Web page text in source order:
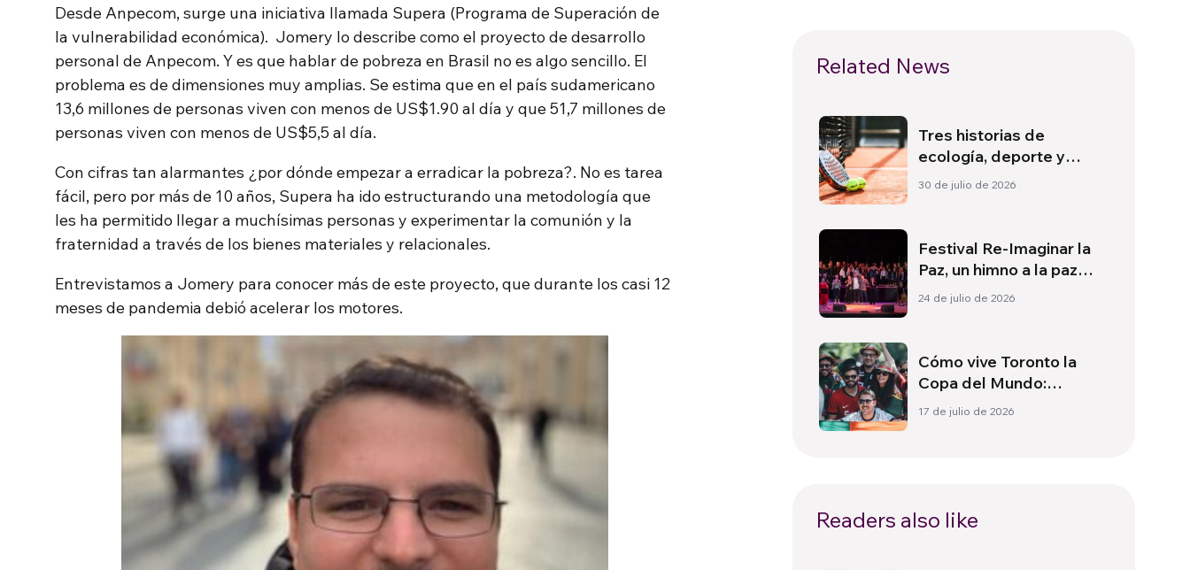
Desde Anpecom, surge una iniciativa llamada Supera (Programa de Superación de
la vulnerabilidad económica). Jomery lo describe como el proyecto de desarrollo
personal de Anpecom. Y es que hablar de pobreza en Brasil no es algo sencillo. El
problema es de dimensiones muy amplias. Se estima que en el país sudamericano
13,6 millones de personas viven con menos de US$1.90 al día y que 51,7 millones de
personas viven con menos de US$5,5 al día.
Con cifras tan alarmantes ¿por dónde empezar a erradicar la pobreza?. No es tarea
fácil, pero por más de 10 años, Supera ha ido estructurando una metodología que
les ha permitido llegar a muchísimas personas y experimentar la comunión y la
fraternidad a través de los bienes materiales y relacionales.
Entrevistamos a Jomery para conocer más de este proyecto, que durante los casi 12
meses de pandemia debió acelerar los motores.
Related News
Tres historias de
ecología, deporte y
salud en Sudamérica
30 de julio de 2026
Festival Re-Imaginar la
Paz, un himno a la paz
desde Florencia
24 de julio de 2026
Cómo vive Toronto la
Copa del Mundo:
Cultura, identidad y
17 de julio de 2026
Readers also like